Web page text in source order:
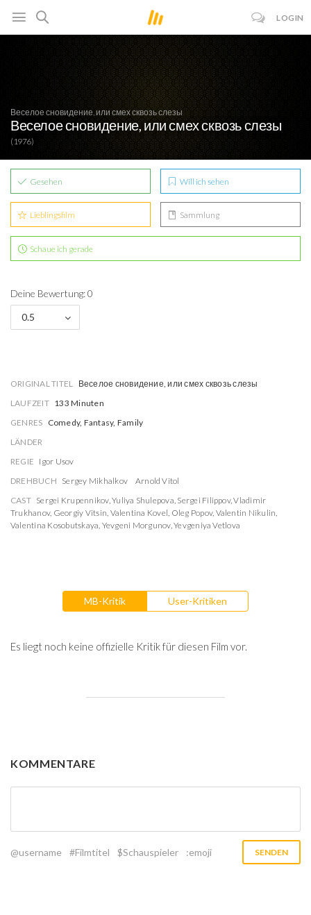
LOGIN
Веселое сновидение, или смех сквозь слезы
Веселое сновидение, или смех сквозь слезы
(1976)
Gesehen Will ich sehen
Lieblingsfilm Sammlung
Schaue ich gerade
Deine Bewertung: 0
0.5
ORIGINAL TITEL Веселое сновидение, или смех сквозь слезы
LAUFZEIT 133 Minuten
GENRES Comedy, Fantasy, Family
LÄNDER
REGIE Igor Usov
DREHBUCH Sergey Mikhalkov
Arnold Vitol
CAST Sergei Krupennikov,Yuliya Shulepova, Sergei Filippov,Vladimir
Trukhanov, Georgiy Vitsin, Valentina Kovel, Oleg Popov, Valentin Nikulin,
Valentina Kosobutskaya, Yevgeni Morgunov,Yevgeniya Vetlova
MB-Kritik User-Kritiken
Es liegt noch keine offizielle Kritik für diesen Film vor.
KOMMENTARE
@username #Filmtitel $Schauspieler :emoji